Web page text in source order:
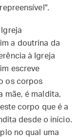
a doutrina da
à Igreja
escreve
os corpos
mãe, é maldita,
corpo que é a
desde o início.
no qual uma